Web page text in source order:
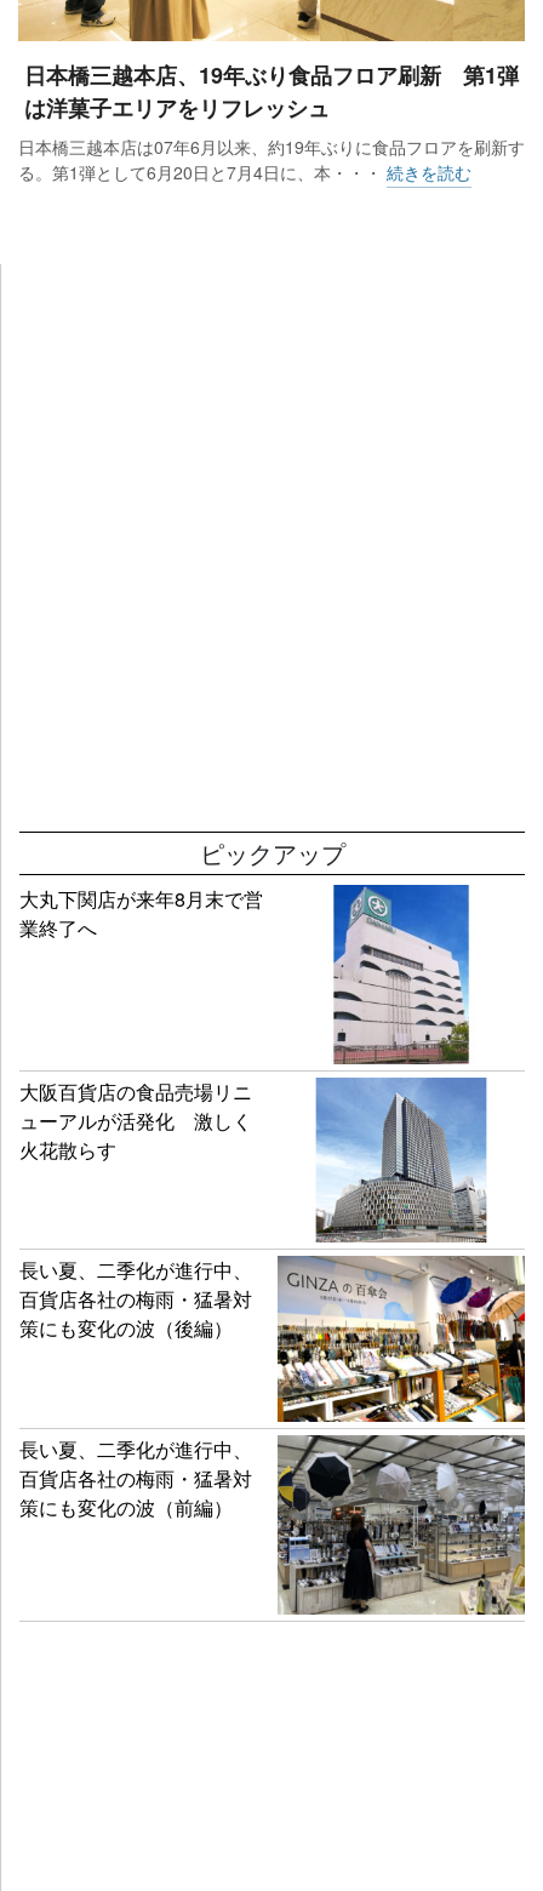
日本橋三越本店、19年ぶり食品フロア刷新 第1弾
は洋菓子エリアをリフレッシュ
日本橋三越本店は07年6月以来、約19年ぶりに食品フロアを刷新す
る。第1弾として6月20日と7月4日に、本・・・ 続きを読む
ピックアップ
大丸下関店が来年8月末で営
業終了へ
大阪百貨店の食品売場リニ
ューアルが活発化 激しく
火花散らす
長い夏、二季化が進行中、
百貨店各社の梅雨・猛暑対
策にも変化の波（後編）
長い夏、二季化が進行中、
百貨店各社の梅雨・猛暑対
策にも変化の波（前編）